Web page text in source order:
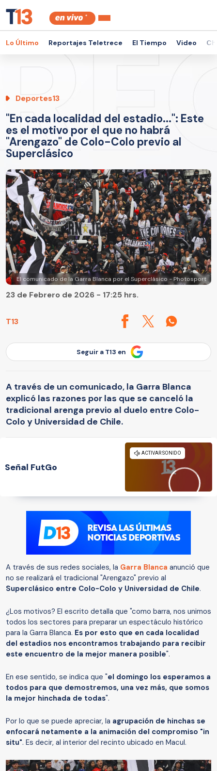
Lo Último Reportajes Teletrece El Tiempo Video
Deportes13
"En cada localidad del estadio...": Este
es el motivo por el que no habrá
"Arengazo" de Colo-Colo previo al
Superclásico
El comunicado de la Garra Blanca por el Superclásico - Photosport
T13
23 de Febrero de 2026 - 17:25 hrs.
Seguir a T13 en
A través de un comunicado, la Garra Blanca
explicó las razones por las que se canceló la
tradicional arenga previo al duelo entre Colo-
Colo y Universidad de Chile.
Señal FutGo
A través de sus redes sociales, la Garra Blanca anunció que
no se realizará el tradicional "Arengazo" previo al
Superclásico entre Colo-Colo y Universidad de Chile.
¿Los motivos? El escrito detalla que "como barra, nos unimos
todos los sectores para preparar un espectáculo histórico
para la Garra Blanca. Es por esto que en cada localidad
del estadios nos encontramos trabajando para recibir
este encuentro de la mejor manera posible".
En ese sentido, se indica que "el domingo los esperamos a
todos para que demostremos, una vez más, que somos
la mejor hinchada de todas".
Por lo que se puede apreciar, la agrupación de hinchas se
enfocará netamente a la animación del compromiso "in
situ". Es decir, al interior del recinto ubicado en Macul.